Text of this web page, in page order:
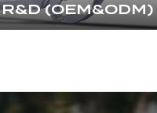
R&D (OEM&ODM)